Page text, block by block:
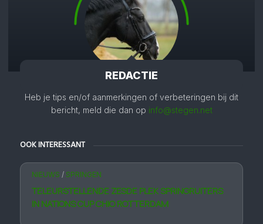
REDACTIE
Heb je tips en/of aanmerkingen of verbeteringen bij dit
bericht, meld die dan op info@stegen.net
OOK INTERESSANT
NIEUWS / SPRINGEN
TELEURSTELLENDE ZESDE PLEK SPRINGRUITERS
IN NATIONS CUP CHIO ROTTERDAM